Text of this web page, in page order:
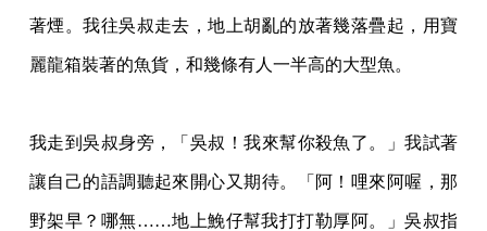
著煙。我往吳叔走去，地上胡亂的放著幾落疊起，用寶
麗龍箱裝著的魚貨，和幾條有人一半高的大型魚。
我走到吳叔身旁，「吳叔！我來幫你殺魚了。」我試著
讓自己的語調聽起來開心又期待。「 阿！哩來阿喔，那
野架早？哪無……地上鮸仔幫我打打勒厚阿。」吳叔指